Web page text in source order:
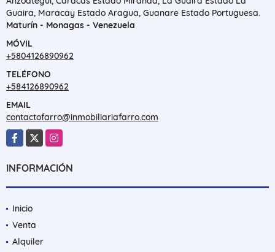
Guaira, Maracay Estado Aragua, Guanare Estado Portuguesa.
Maturín - Monagas - Venezuela
MÓVIL
+5804126890962
TELÉFONO
+584126890962
EMAIL
contactofarro@inmobiliariafarro.com
Facebook
X Instagram
INFORMACIÓN
Inicio
Venta
Alquiler